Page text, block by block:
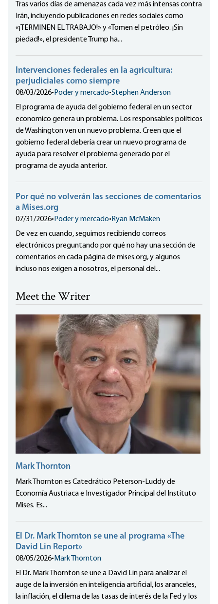
Tras varios días de amenazas cada vez más intensas contra
Irán, incluyendo publicaciones en redes sociales como
«¡TERMINEN EL TRABAJO!» y «Tomen el petróleo. ¡Sin
piedad!», el presidente Trump ha...
Intervenciones federales en la agricultura:
perjudiciales como siempre
08/03/2026• Poder y mercado•Stephen Anderson
El programa de ayuda del gobierno federal en un sector
economico genera un problema. Los responsables políticos
de Washington ven un nuevo problema. Creen que el
gobierno federal debería crear un nuevo programa de
ayuda para resolver el problema generado por el
programa de ayuda anterior.
Por qué no volverán las secciones de comentarios
a Mises.org
07/31/2026• Poder y mercado• Ryan McMaken
De vez en cuando, seguimos recibiendo correos
electrónicos preguntando por qué no hay una sección de
comentarios en cada página de mises.org, y algunos
incluso nos exigen a nosotros, el personal del...
Meet the Writer
Mark Thornton
Mark Thornton es Catedrático Peterson-Luddy de
Economía Austriaca e Investigador Principal del Instituto
Mises. Es...
El Dr. Mark Thornton se une al programa «The
David Lin Report»
08/05/2026• Mark Thornton
El Dr. Mark Thornton se une a David Lin para analizar el
auge de la inversión en inteligencia artificial, los aranceles,
la inflación, el dilema de las tasas de interés de la Fed y los